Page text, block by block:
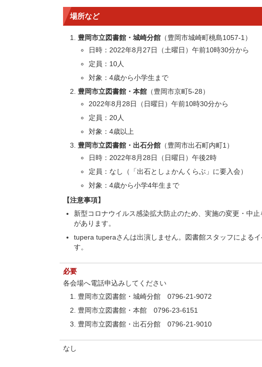
場所など
豊岡市立図書館・城崎分館 （豊岡市城崎町桃島1057-1）
日時：2022年8月27日（土曜日）午前10時30分から
定員：10人
対象：4歳から小学生まで
豊岡市立図書館・本館 （豊岡市京町5-28）
2022年8月28日（日曜日）午前10時30分から
定員：20人
対象：4歳以上
豊岡市立図書館・出石分館 （豊岡市出石町内町1）
日時：2022年8月28日（日曜日）午後2時
定員：なし（「出石としょかんくらぶ」に要入会）
対象：4歳から小学4年生まで
【注意事項】
新型コロナウイルス感染拡大防止のため、実施の変更・中止
があります。
tupera tuperaさんは出演しません。図書館スタッフによる
す。
必要
各会場へ電話申込みしてください
豊岡市立図書館・城崎分館 0796-21-9072
豊岡市立図書館・本館 0796-23-6151
豊岡市立図書館・出石分館 0796-21-9010
なし